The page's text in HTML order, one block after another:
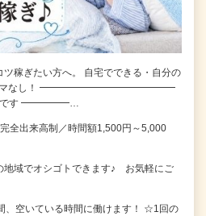
ツ稼ぎたい方へ。 自宅でできる・自分の
ルマなし！ ━━━━━━━━━━━━━━
です ━━━━━…
全出来高制／時間額1,500円～5,000
地域でオシゴトできます♪ お気軽にご
、空いている時間に働けます！ ☆1回の